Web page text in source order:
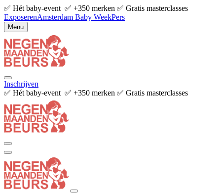
✅ Hét baby-event ✅ +350 merken ✅ Gratis masterclasses
ExposerenAmsterdam Baby WeekPers
Menu
Inschrijven
✅ Hét baby-event ✅ +350 merken ✅ Gratis masterclasses